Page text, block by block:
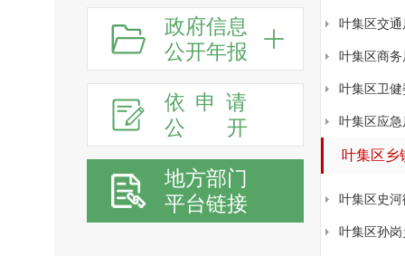
政府信息
公开年报
依申请
公
开
地方部门
平台链接
叶集区交通
叶集区商务
叶集区卫健
叶集区应急
叶集区乡
叶集区史河
叶集区孙岗